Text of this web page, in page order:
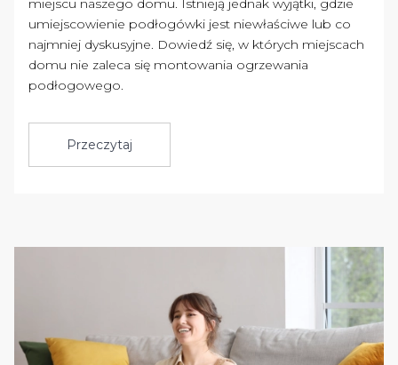
miejscu naszego domu. Istnieją jednak wyjątki, gdzie
umiejscowienie podłogówki jest niewłaściwe lub co
najmniej dyskusyjne. Dowiedź się, w których miejscach
domu nie zaleca się montowania ogrzewania
podłogowego.
Przeczytaj